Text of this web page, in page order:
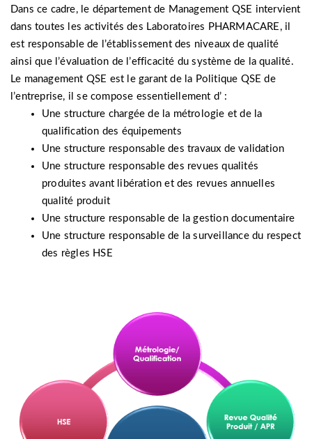
Dans ce cadre, le département de Management QSE intervient
dans toutes les activités des Laboratoires PHARMACARE, il
est responsable de l’établissement des niveaux de qualité
ainsi que l’évaluation de l’efficacité du système de la qualité.
Le management QSE est le garant de la Politique QSE de
l’entreprise, il se compose essentiellement d’ :
Une structure chargée de la métrologie et de la
qualification des équipements
Une structure responsable des travaux de validation
Une structure responsable des revues qualités
produites avant libération et des revues annuelles
qualité produit
Une structure responsable de la gestion documentaire
Une structure responsable de la surveillance du respect
des règles HSE